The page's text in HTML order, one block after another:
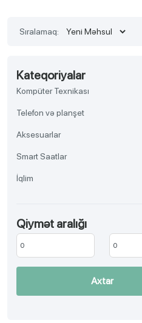
Sıralamaq:
Kateqoriyalar
Kompüter Texnikası
Telefon və planşet
Aksesuarlar
Smart Saatlar
İqlim
Aksesuar
Məişət texnikası
Gözəllik və sağlamlıq
Qiymət aralığı
Axtar